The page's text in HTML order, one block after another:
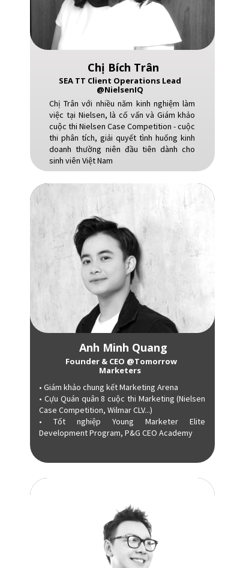
Anh Minh Quang
Founder & CEO @Tomorrow
Marketers
• Giám khảo chung kết Marketing Arena
• Cựu Quán quân 8 cuộc thi Marketing (Nielsen
Case Competition, Wilmar CLV...)
• Tốt nghiệp Young Marketer Elite
Development Program, P&G CEO Academy
Chị Bích Trân
SEA TT Client Operations Lead
@NielsenIQ
Chị Trân với nhiều năm kinh nghiệm làm
việc tại Nielsen, là cố vấn và Giám khảo
cuộc thi Nielsen Case Competition - cuộc
thi phân tích, giải quyết tình huống kinh
doanh thường niên đầu tiên dành cho
sinh viên Việt Nam